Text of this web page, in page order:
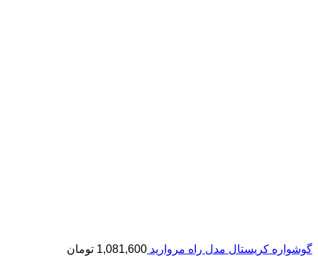
گوشواره کریستال مدل راه مروارید 1,081,600 تومان